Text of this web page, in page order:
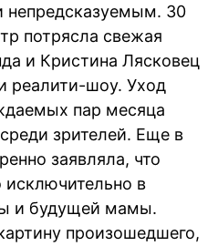
30
потрясла свежая
и Кристина Лясковец
реалити-шоу. Уход
пар месяца
зрителей. Еще в
заявляла, что
исключительно в
и будущей мамы.
произошедшего,